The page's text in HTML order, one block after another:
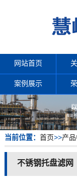
网站首页
案例展示
当前位置： 首页>>产
不锈钢托盘滤网